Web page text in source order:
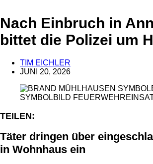
Nach Einbruch in
bittet die Polizei um
TIM EICHLER
JUNI 20, 2026
SYMBOLBILD
TEILEN:
Täter dringen über
in Wohnhaus ein